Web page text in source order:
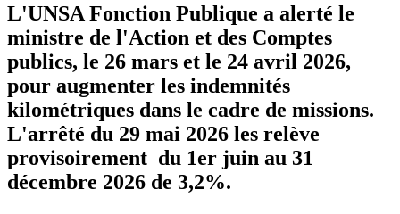
L'UNSA Fonction Publique a alerté le
ministre de l'Action et des Comptes
publics, le 26 mars et le 24 avril 2026,
pour augmenter les indemnités
kilométriques dans le cadre de missions.
L'arrêté du 29 mai 2026 les relève
provisoirement du 1er juin au 31
décembre 2026 de 3,2%.